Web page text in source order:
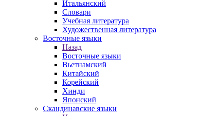
Итальянский
Словари
Учебная литература
Художественная литература
Восточные языки
Назад
Восточные языки
Вьетнамский
Китайский
Корейский
Хинди
Японский
Скандинавские языки